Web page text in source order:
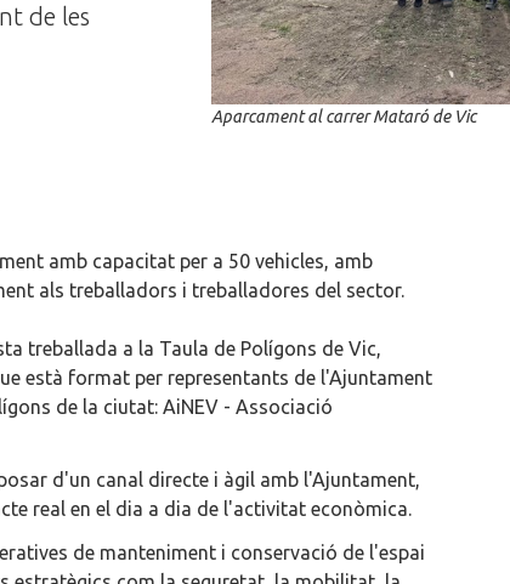
de les
Aparcament al carrer Mataró de Vic
amb capacitat per a 50 vehicles, amb
als treballadors i treballadores del sector.
treballada a la Taula de Polígons de Vic,
està format per representants de l'Ajuntament
de la ciutat: AiNEV - Associació
d'un canal directe i àgil amb l'Ajuntament,
real en el dia a dia de l'activitat econòmica.
de manteniment i conservació de l'espai